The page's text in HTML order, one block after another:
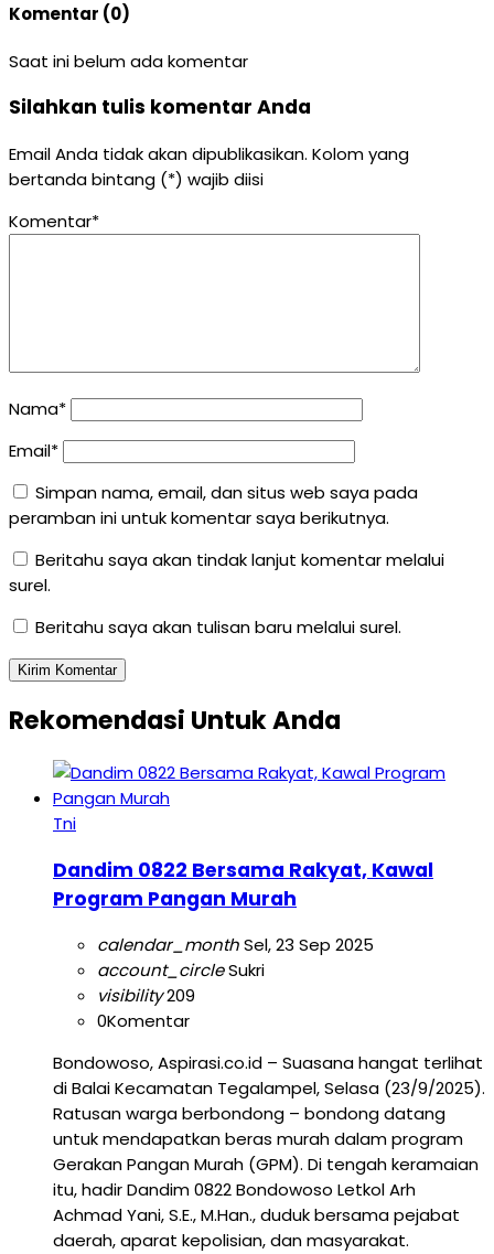
Komentar (0)
Saat ini belum ada komentar
Silahkan tulis komentar Anda
Email Anda tidak akan dipublikasikan. Kolom yang
bertanda bintang (*) wajib diisi
Komentar*
Nama*
Email*
Simpan nama, email, dan situs web saya pada
peramban ini untuk komentar saya berikutnya.
Beritahu saya akan tindak lanjut komentar melalui
surel.
Beritahu saya akan tulisan baru melalui surel.
Rekomendasi Untuk Anda
Tni
Dandim 0822 Bersama Rakyat, Kawal
Program Pangan Murah
calendar_monthSel, 23 Sep 2025
account_circleSukri
visibility209
0Komentar
Bondowoso, Aspirasi.co.id – Suasana hangat terlihat
di Balai Kecamatan Tegalampel, Selasa (23/9/2025).
Ratusan warga berbondong – bondong datang
untuk mendapatkan beras murah dalam program
Gerakan Pangan Murah (GPM). Di tengah keramaian
itu, hadir Dandim 0822 Bondowoso Letkol Arh
Achmad Yani, S.E., M.Han., duduk bersama pejabat
daerah, aparat kepolisian, dan masyarakat.